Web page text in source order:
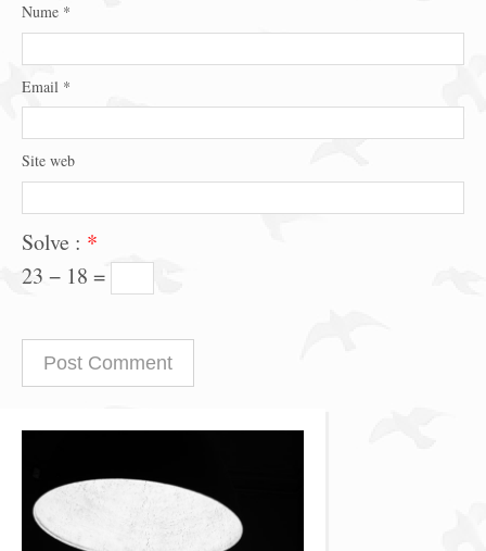
Nume *
Email *
Site web
Solve : *
23 − 18 =